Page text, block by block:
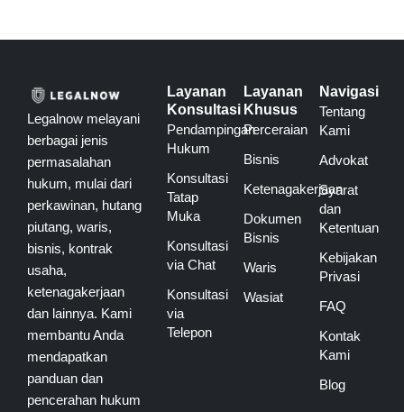
Legalnow melayani
berbagai jenis
permasalahan
hukum, mulai dari
perkawinan, hutang
piutang, waris,
bisnis, kontrak
usaha,
ketenagakerjaan
dan lainnya. Kami
membantu Anda
mendapatkan
panduan dan
pencerahan hukum
Layanan
Konsultasi
Pendampingan
Hukum
Konsultasi
Tatap
Muka
Konsultasi
via Chat
Konsultasi
via
Telepon
Layanan
Khusus
Perceraian
Bisnis
Ketenagakerjaan
Dokumen
Bisnis
Waris
Wasiat
Navigasi
Tentang
Kami
Advokat
Syarat
dan
Ketentuan
Kebijakan
Privasi
FAQ
Kontak
Kami
Blog